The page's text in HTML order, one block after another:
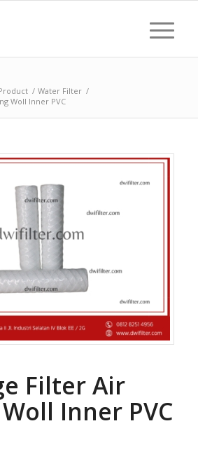
/ Water Filter /
Woll Inner PVC
Filter Air
Inner PVC